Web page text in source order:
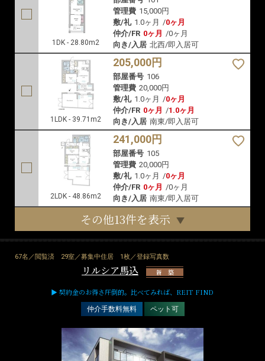
1DK - 28.80m2
管理費 15,000円
敷/礼 1.0ヶ月 /0ヶ月
仲介/FR 0ヶ月 /0ヶ月
向き/入居 北西/即入居可
1LDK - 39.71m2
205,000円
部屋番号 106
管理費 20,000円
敷/礼 1.0ヶ月 /0ヶ月
仲介/FR 0ヶ月 /1.0ヶ月
向き/入居 南東/即入居可
2LDK - 48.86m2
241,000円
部屋番号 105
管理費 20,000円
敷/礼 1.0ヶ月 /0ヶ月
仲介/FR 0ヶ月 /0ヶ月
向き/入居 南東/即入居可
その他13件を表示
67名／閲覧済 29室／募集中住居 1枚／登録写真数
リルシア馬込 新 築
▶ 契約金のお得さ圧倒的。比べてみれば、REIT FIND
仲介手数料無料 ペット可